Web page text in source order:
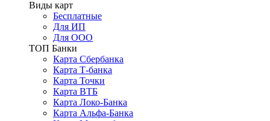
Виды карт
Бесплатные
Для ИП
Для ООО
ТОП Банки
Карта Сбербанка
Карта Т-банка
Карта Точки
Карта ВТБ
Карта Локо-Банка
Карта Альфа-Банка